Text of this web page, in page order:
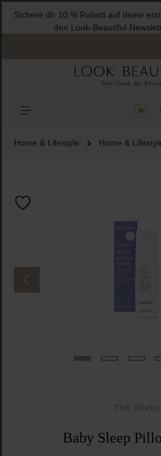
springen
Sichere dir 10 % Rabatt auf deine
den Look-Beautiful-
Home & Lifestyle Home &
This Works
Baby Sleep